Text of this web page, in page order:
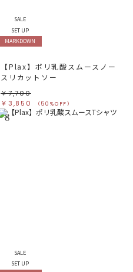
SALE
SET UP
MARKDOWN
【Plax】ポリ乳酸スムースノー
スリカットソー
￥7,700
￥3,850
（50%OFF）
8
SALE
SET UP